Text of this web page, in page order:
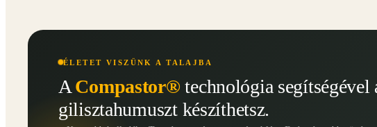
ÉLETET VISZÜNK A TALAJBA
A Compastor® technológia
gilisztahumuszt készíthetsz.